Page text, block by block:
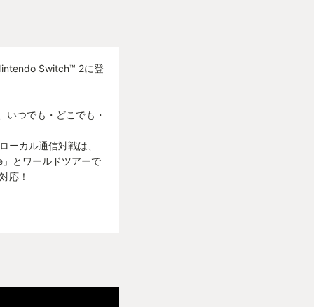
っしゅらわぁーー
け下さい。
。(大声を出す方じ
どんどんランクが
ど、その頃にはス
るのも全然苦じ
自分がそう)
に敷居の高さを感
Switch™ 2に登
いつでも・どこでも・
カル通信対戦は、
とワールドツアーで
応！